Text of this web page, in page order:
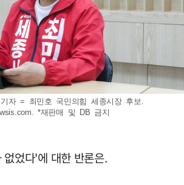
자 = 최민호 국민의힘 세종시장 후보.
. *재판매 및 DB 금지
었다'에 대한 반론은.